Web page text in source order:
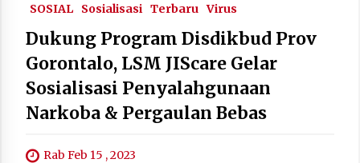
SOSIAL
Sosialisasi Terbaru Virus
Dukung Program Disdikbud Prov
Gorontalo, LSM JIScare Gelar
Sosialisasi Penyalahgunaan
Narkoba & Pergaulan Bebas
Rab Feb 15 , 2023